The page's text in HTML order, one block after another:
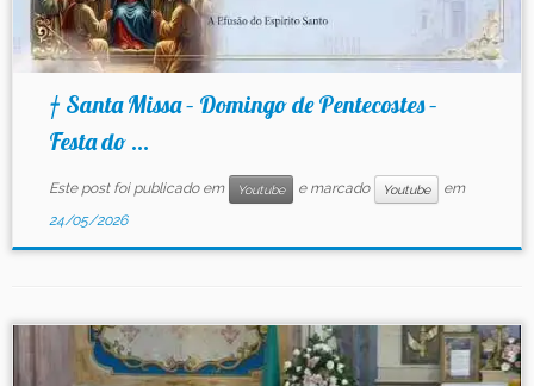
† Santa Missa – Domingo de Pentecostes –
Festa do ...
Este post foi publicado em Youtube e marcado Youtube
em
24/05/2026